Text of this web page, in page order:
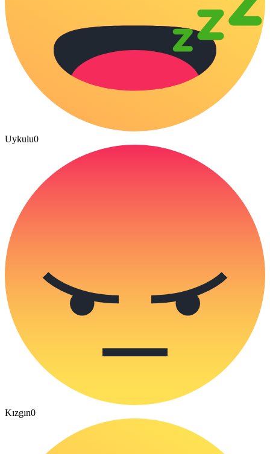
Uykulu0
Kızgın0